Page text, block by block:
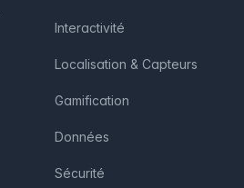
Interactivité
Localisation & Capteurs
Gamification
Données
Sécurité